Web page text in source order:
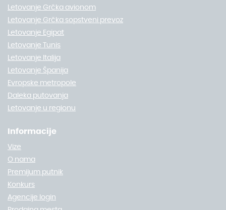
Letovanje Grčka avionom
Letovanje Grčka sopstveni prevoz
Letovanje Egipat
Letovanje Tunis
Letovanje Italija
Letovanje Španija
Evropske metropole
Daleka putovanja
Letovanje u regionu
Informacije
Vize
O nama
Premijum putnik
Konkurs
Agencije login